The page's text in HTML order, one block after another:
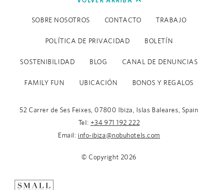
SOBRE NOSOTROS CONTACTO TRABAJO
POLÍTICA DE PRIVACIDAD BOLETÍN
SOSTENIBILIDAD BLOG CANAL DE DENUNCIAS
FAMILY FUN UBICACIÓN BONOS Y REGALOS
52 Carrer de Ses Feixes, 07800 Ibiza, Islas Baleares, Spain
Tel: +34 971 192 222
Email: info-ibiza@nobuhotels.com
© Copyright 2026